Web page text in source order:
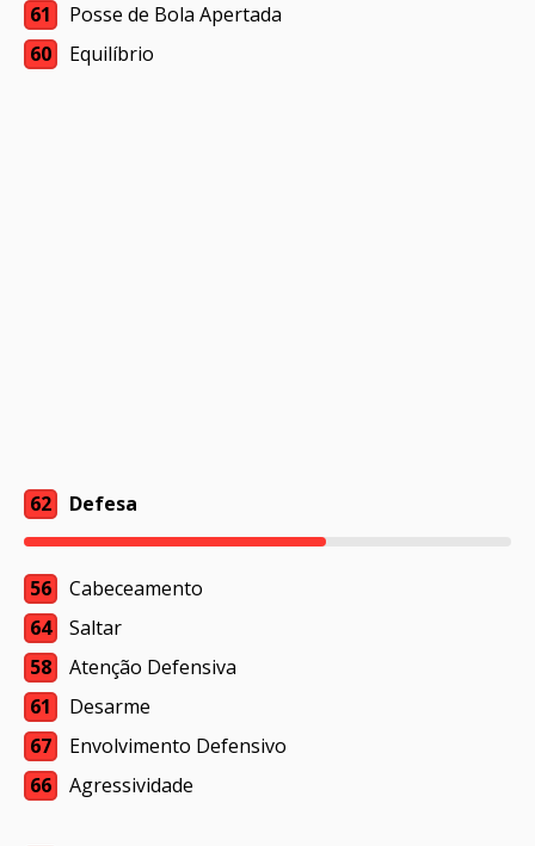
61
Posse de Bola Apertada
60
Equilíbrio
62 Defesa
56
Cabeceamento
64
Saltar
58
Atenção Defensiva
61
Desarme
67
Envolvimento Defensivo
66
Agressividade